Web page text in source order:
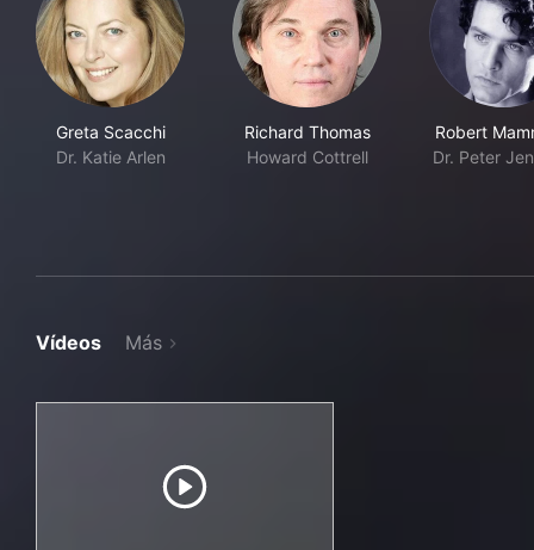
Greta Scacchi
Dr. Katie Arlen
Richard Thomas
Howard Cottrell
Robert
Dr. Peter
Vídeos Más